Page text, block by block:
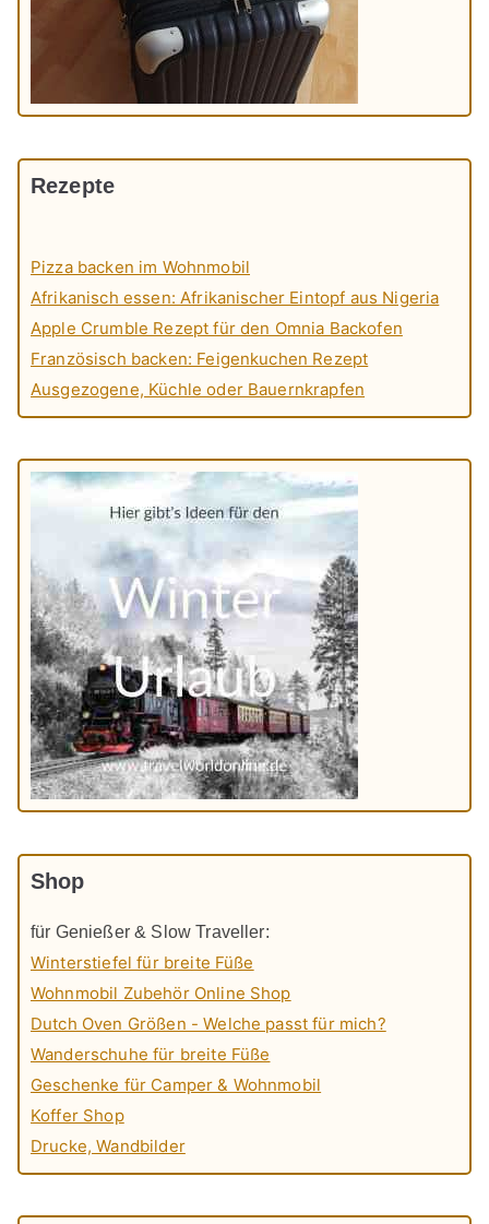
Rezepte
Pizza backen im Wohnmobil
Afrikanisch essen: Afrikanischer Eintopf aus Nigeria
Apple Crumble Rezept für den Omnia Backofen
Französisch backen: Feigenkuchen Rezept
Ausgezogene, Küchle oder Bauernkrapfen
Shop
für Genießer & Slow Traveller:
Winterstiefel für breite Füße
Wohnmobil Zubehör Online Shop
Dutch Oven Größen - Welche passt für mich?
Wanderschuhe für breite Füße
Geschenke für Camper & Wohnmobil
Koffer Shop
Drucke, Wandbilder